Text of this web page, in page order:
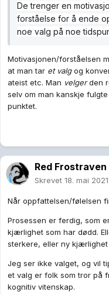
De trenger en
forståelse for å ende
noe valg på noe
Motivasjonen/forståelsen
at man tar et valgog
ateist etc. Man velgerden
selv om man kanskje
punktet.
Red Frostraven
Skrevet 18. mai 2021
Når oppfattelsen/følelsen
Prosessen er ferdig, som
kjærlighet som har dødd.
sterkere, eller ny kjærlighet
Jeg ser ikke valget, og vil
et valg er folk som tror på
kognitiv vitenskap.